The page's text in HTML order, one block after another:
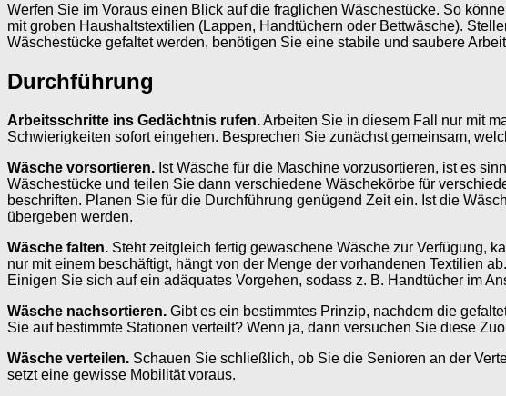
Werfen Sie im Voraus einen Blick auf die fraglichen Wäschestücke. So
mit groben Haushaltstextilien (Lappen, Handtüchern oder Bettwäsche).
Wäschestücke gefaltet werden, benötigen Sie eine stabile und saubere
Durchführung
Arbeitsschritte ins Gedächtnis rufen.Arbeiten Sie in diesem Fall nur mit
Schwierigkeiten sofort eingehen. Besprechen Sie zunächst gemeinsam,
Wäsche vorsortieren. Ist Wäsche für die Maschine vorzusortieren, ist es
Wäschestücke und teilen Sie dann verschiedene Wäschekörbe für
beschriften. Planen Sie für die Durchführung genügend Zeit ein. Ist die
übergeben werden.
Wäsche falten. Steht zeitgleich fertig gewaschene Wäsche zur Verfügung,
nur mit einem beschäftigt, hängt von der Menge der vorhandenen Textilien
Einigen Sie sich auf ein adäquates Vorgehen, sodass z. B. Handtücher im
Wäsche nachsortieren. Gibt es ein bestimmtes Prinzip, nachdem die
Sie auf bestimmte Stationen verteilt? Wenn ja, dann versuchen Sie diese
Wäsche verteilen. Schauen Sie schließlich, ob Sie die Senioren an der
setzt eine gewisse Mobilität voraus.